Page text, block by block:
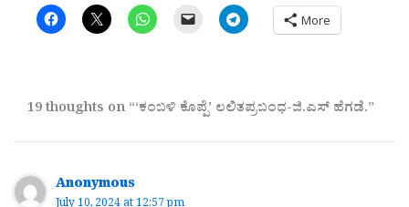
More
19 thoughts on “‘ಕಂಬಳಿ ಕೊಪ್ಪೆ’ ಲಲಿತಪ್ರಬಂಧ-ಜಿ.ಎಸ್ ಹೆಗಡೆ.”
Anonymous